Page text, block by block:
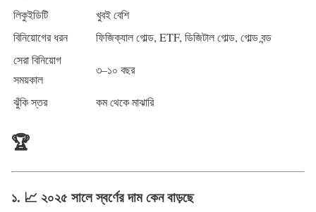
লিকুইডিটি
খুবই বেশি
বিনিয়োগের ধরন
ফিজিক্যাল গোল্ড, ETF, ডিজিটাল গোল্ড, গোল্ড বন্ড
সেরা বিনিয়োগ
সময়কাল
৩–১০ বছর
ঝুঁকি স্তর কম থেকে মাঝারি
🏆
১. 📈 ২০২৫ সালে স্বর্ণের দাম কেন বাড়ছে